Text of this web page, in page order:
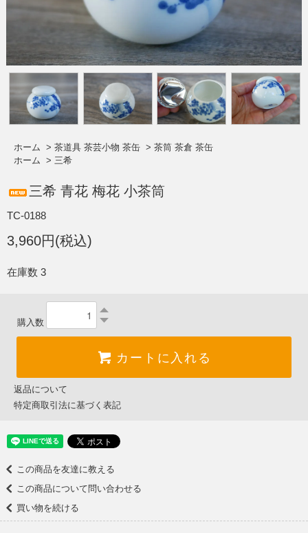
ホーム > 茶道具 茶芸小物 茶缶 > 茶筒 茶倉 茶缶
ホーム > 三希
三希 青花 梅花 小茶筒
TC-0188
3,960円(税込)
在庫数 3
購入数
カートに入れる
返品について
特定商取引法に基づく表記
この商品を友達に教える
この商品について問い合わせる
買い物を続ける